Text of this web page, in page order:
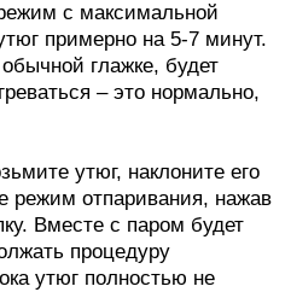
с максимальной
примерно на 5-7 минут.
глажке, будет
– это нормально,
утюг, наклоните его
режим отпаривания, нажав
Вместе с паром будет
процедуру
утюг полностью не